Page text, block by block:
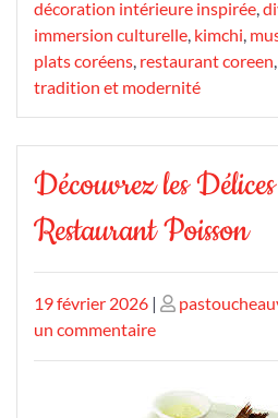
décoration intérieure inspirée
immersion culturelle kimchi
plats coréens restaurant coreen
tradition et modernité
Découvrez les
Restaurant Poisson
Publié
le
19 février 2026 | Publié
un commentairesur
Délices